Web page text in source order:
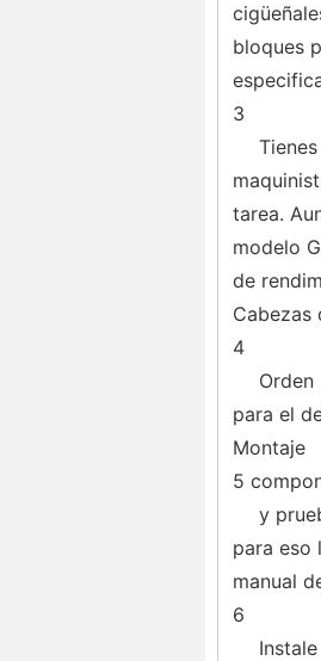
bloques
3
tarea.
modelo
de
Cabezas
4
para el
Montaje
5
y
para eso
manual
6